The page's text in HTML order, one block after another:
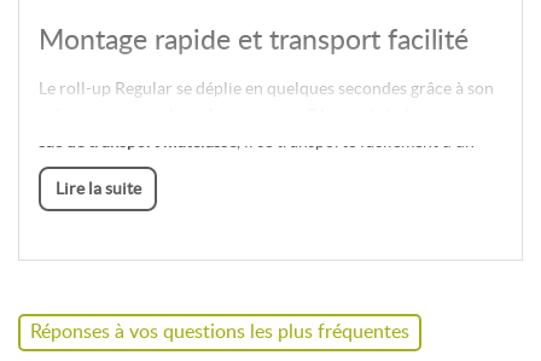
Montage rapide et transport facilité
Le roll-up Regular se déplie en quelques secondes grâce à son
événement à l'autre.
Astuce terrain : le sac matelassé protège efficacement la structure
préserver le mécanisme et la toile.
4 largeurs disponibles : du compact au
Lire la suite
Réponses à vos questions les plus fréquentes